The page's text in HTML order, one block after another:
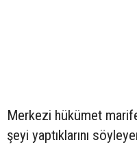
Merkezi hükümet
şeyi yaptıklarını